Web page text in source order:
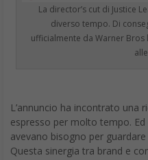
ufficialmente da Warner
espresso per molto tempo.
avevano bisogno per
Questa sinergia tra brand e
ripresa della compagnia nei